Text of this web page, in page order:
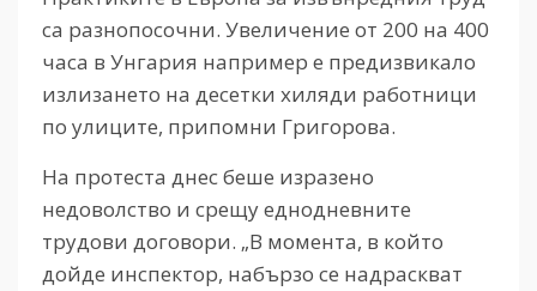
са разнопосочни. Увеличение от 200 на 400
часа в Унгария например е предизвикало
излизането на десетки хиляди работници
по улиците, припомни Григорова.
На протеста днес беше изразено
недоволство и срещу еднодневните
трудови договори. „В момента, в който
дойде инспектор, набързо се надраскват